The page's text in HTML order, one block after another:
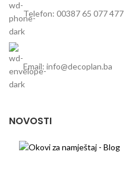
Telefon: 00387 65 077 477
Email: info@decoplan.ba
NOVOSTI